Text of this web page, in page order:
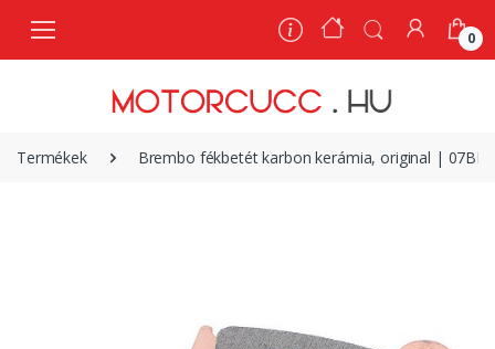
0
Termékek Brembo fékbetét karbon kerámia, original |
0